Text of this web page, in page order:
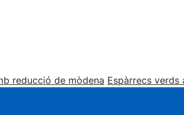
reducció de mòdena Espàrrecs